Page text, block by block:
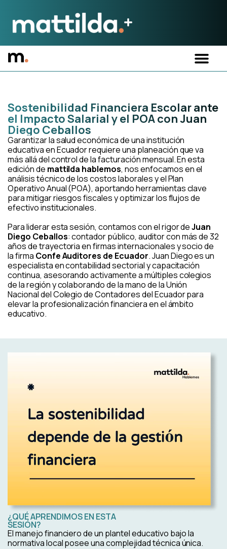
Sostenibilidad Financiera Escolar ante
el Impacto Salarial y el POA con Juan
Diego Ceballos
Garantizar la salud económica de una institución
educativa en Ecuador requiere una planeación que va
más allá del control de la facturación mensual. En esta
edición de mattilda hablemos, nos enfocamos en el
análisis técnico de los costos laborales y el Plan
Operativo Anual (POA), aportando herramientas clave
para mitigar riesgos fiscales y optimizar los flujos de
efectivo institucionales.
Para liderar esta sesión, contamos con el rigor deJuan
Diego Ceballos: contador público, auditor con más de 32
años de trayectoria en firmas internacionales y socio de
la firma Confe Auditores de Ecuador. Juan Diego es un
especialista en contabilidad sectorial y capacitación
continua, asesorando activamente a múltiples colegios
de la región y colaborando de la mano de la Unión
Nacional del Colegio de Contadores del Ecuador para
elevar la profesionalización financiera en el ámbito
educativo.
¿QUÉ APRENDIMOS EN ESTA
SESIÓN?
El manejo financiero de un plantel educativo bajo la
normativa local posee una complejidad técnica única.